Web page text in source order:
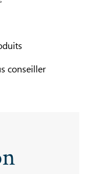
conseiller